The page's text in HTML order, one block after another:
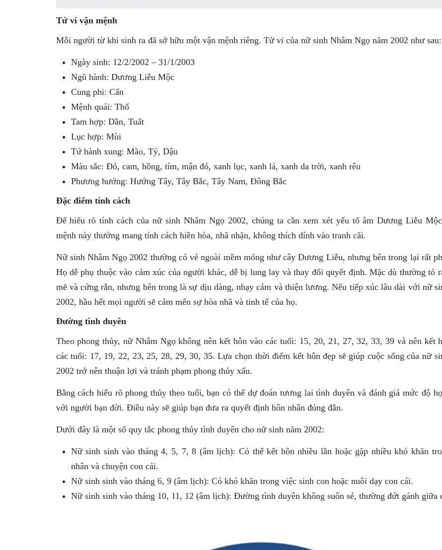
Tử vi vận mệnh
Mỗi người từ khi sinh ra đã sở hữu một vận mệnh riêng. Tử vi của nữ sinh Nhâm Ngọ năm 2002 như sau:
Ngày sinh: 12/2/2002 – 31/1/2003
Ngũ hành: Dương Liễu Mộc
Cung phi: Cấn
Mệnh quái: Thổ
Tam hợp: Dần, Tuất
Lục hợp: Mùi
Tứ hành xung: Mão, Tý, Dậu
Màu sắc: Đỏ, cam, hồng, tím, mận đỏ, xanh lục, xanh lá, xanh da trời, xanh rêu
Phương hướng: Hướng Tây, Tây Bắc, Tây Nam, Đông Bắc
Đặc điểm tính cách
Để hiểu rõ tính cách của nữ sinh Nhâm Ngọ 2002, chúng ta cần xem xét yếu tố âm Dương Liễu
mệnh này thường mang tính cách hiền hòa, nhã nhặn, không thích dính vào tranh cãi.
Nữ sinh Nhâm Ngọ 2002 thường có vẻ ngoài mềm mỏng như cây Dương Liễu, nhưng bên trong lại rất
Họ dễ phụ thuộc vào cảm xúc của người khác, dễ bị lung lay và thay đổi quyết định. Mặc dù thường tỏ
mẽ và cứng rắn, nhưng bên trong là sự dịu dàng, nhạy cảm và thiện lương. Nếu tiếp xúc lâu dài với nữ
2002, hầu hết mọi người sẽ cảm mến sự hòa nhã và tinh tế của họ.
Đường tình duyên
Theo phong thủy, nữ Nhâm Ngọ không nên kết hôn vào các tuổi: 15, 20, 21, 27, 32, 33, 39 và nên kết
các tuổi: 17, 19, 22, 23, 25, 28, 29, 30, 35. Lựa chọn thời điểm kết hôn đẹp sẽ giúp cuộc sống của nữ
2002 trở nên thuận lợi và tránh phạm phong thủy xấu.
Bằng cách hiểu rõ phong thủy theo tuổi, bạn có thể dự đoán tương lai tình duyên và đánh giá mức độ
với người bạn đời. Điều này sẽ giúp bạn đưa ra quyết định hôn nhân đúng đắn.
Dưới đây là một số quy tắc phong thủy tình duyên cho nữ sinh năm 2002:
Nữ sinh sinh vào tháng 4, 5, 7, 8 (âm lịch): Có thể kết hôn nhiều lần hoặc gặp nhiều khó khăn
nhân và chuyện con cái.
Nữ sinh sinh vào tháng 6, 9 (âm lịch): Có khó khăn trong việc sinh con hoặc nuôi dạy con cái.
Nữ sinh sinh vào tháng 10, 11, 12 (âm lịch): Đường tình duyên không suôn sẻ, thường đứt gánh giữa